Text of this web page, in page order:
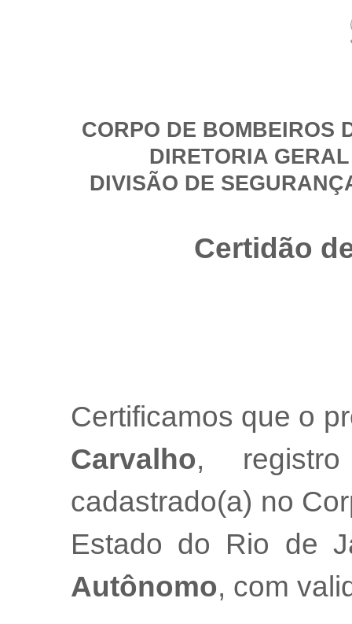
CORPO DE BOMBEIROS
DIRETORIA
DIVISÃO DE
Certidão
Certificamos que o
Carvalho,
cadastrado(a) no
Estado do Rio de
Autônomo, com